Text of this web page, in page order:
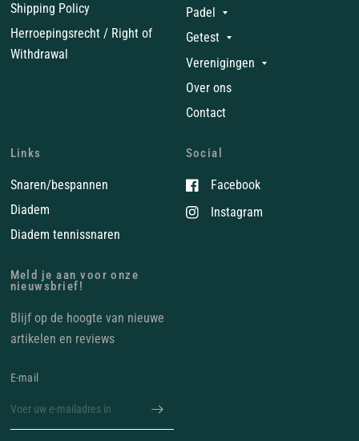
Shipping Policy
Herroepingsrecht / Right of
Withdrawal
Padel
Getest
Verenigingen
Over ons
Contact
Links
Snaren/bespannen
Diadem
Diadem tennissnaren
Social
Facebook
Instagram
Meld je aan voor onze
nieuwsbrief!
Blijf op de hoogte van nieuwe
artikelen en reviews
E‑mail